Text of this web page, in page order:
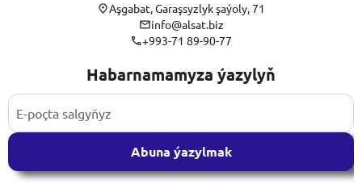
Aşgabat, Garaşsyzlyk şaýoly, 71
info@alsat.biz
+993-71 89-90-77
Habarnamamyza ýazylyň
Abuna ýazylmak